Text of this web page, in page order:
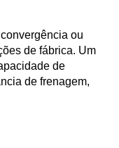
ou
de fábrica. Um
de
de frenagem,